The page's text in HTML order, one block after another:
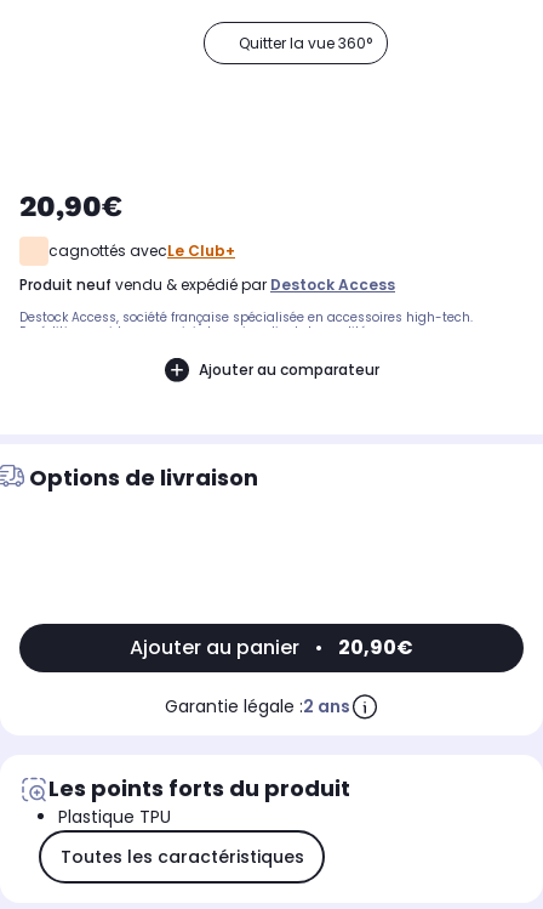
Quitter la vue 360°
20,90€
cagnottés avecLe Club+
produit neuf vendu & expédié par Destock Access
Destock Access, société française spécialisée en accessoires high-tech.
Expédition rapide avec suivi et service client de qualité.
Ajouter au comparateur
Options de livraison
Ajouter au panier • 20,90€
Garantie légale :2 ans
Les points forts du produit
Plastique TPU
Toutes les caractéristiques